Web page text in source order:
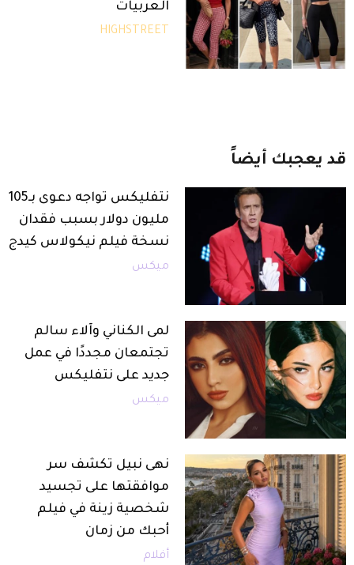
العربيات
HIGHSTREET
قد يعجبك أيضاً
نتفليكس تواجه دعوى بـ105
مليون دولار بسبب فقدان
نسخة فيلم نيكولاس كيدج
ميكس
لمى الكناني وآلاء سالم
تجتمعان مجددًا في عمل
جديد على نتفليكس
ميكس
نهى نبيل تكشف سر
موافقتها على تجسيد
شخصية زينة في فيلم
أحبك من زمان
أفلام